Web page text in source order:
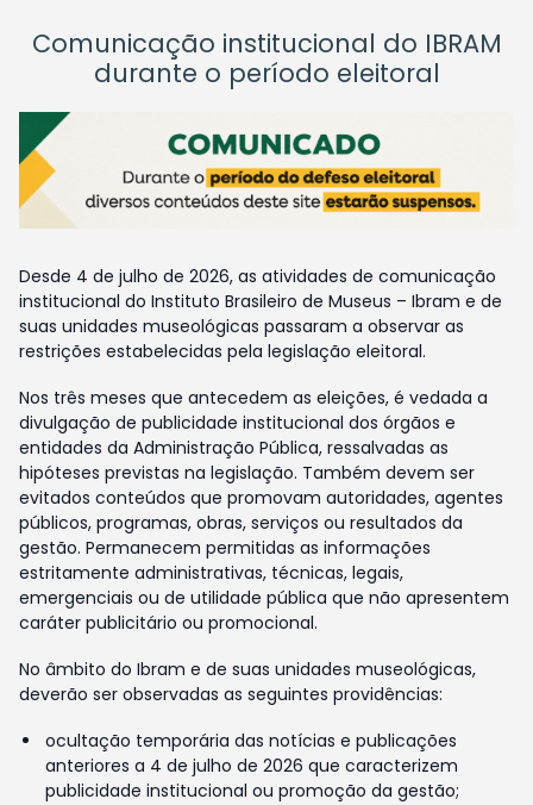
Comunicação institucional do IBRAM
durante o período eleitoral
Desde 4 de julho de 2026, as atividades de comunicação
institucional do Instituto Brasileiro de Museus – Ibram e de
suas unidades museológicas passaram a observar as
restrições estabelecidas pela legislação eleitoral.
Nos três meses que antecedem as eleições, é vedada a
divulgação de publicidade institucional dos órgãos e
entidades da Administração Pública, ressalvadas as
hipóteses previstas na legislação. Também devem ser
evitados conteúdos que promovam autoridades, agentes
públicos, programas, obras, serviços ou resultados da
gestão. Permanecem permitidas as informações
estritamente administrativas, técnicas, legais,
emergenciais ou de utilidade pública que não apresentem
caráter publicitário ou promocional.
No âmbito do Ibram e de suas unidades museológicas,
deverão ser observadas as seguintes providências:
ocultação temporária das notícias e publicações
anteriores a 4 de julho de 2026 que caracterizem
publicidade institucional ou promoção da gestão;